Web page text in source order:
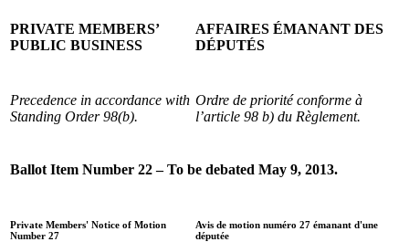
PRIVATE MEMBERS’
PUBLIC BUSINESS
AFFAIRES ÉMANANT DES
DÉPUTÉS
Precedence in accordance with
Standing Order 98(b).
Ordre de priorité conforme à
l’article 98 b) du Règlement.
Ballot Item Number 22 – To be debated May 9, 2013.
Private Members' Notice of Motion
Number 27
Avis de motion numéro 27 émanant d'une
députée